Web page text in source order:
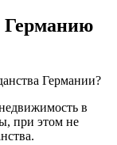
Германию
Германии?
в
при этом не